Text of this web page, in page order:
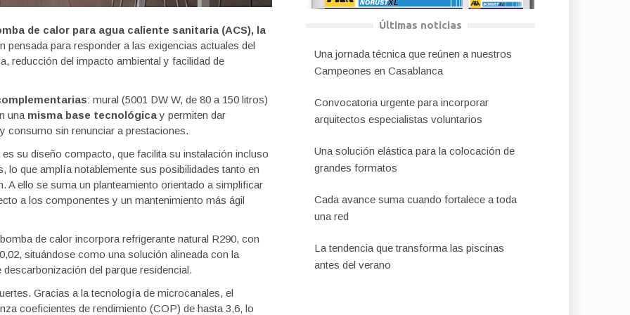
de calor para agua caliente sanitaria (ACS), la
pensada para responder a las exigencias actuales del
reducción del impacto ambiental y facilidad de
: mural (5001 DW W, de 80 a 150 litros)
una misma base tecnológicay permiten dar
consumo sin renunciar a prestaciones.
su diseño compacto, que facilita su instalación incluso
lo que amplía notablemente sus posibilidades tanto en
A ello se suma un planteamiento orientado a simplificar
a los componentes y un mantenimiento más ágil
de calor incorpora refrigerante natural R290, con
situándose como una solución alineada con la
del parque residencial.
Gracias a la tecnología de microcanales, el
coeficientes de rendimiento (COP) de hasta 3,6, lo
Últimas noticias
Una jornada técnica que reúnen a nuestros
Campeones en Casablanca
Convocatoria urgente para incorporar
arquitectos especialistas voluntarios
Una solución elástica para la colocación de
grandes formatos
Cada avance suma cuando fortalece a toda
una red
La tendencia que transforma las piscinas
antes del verano